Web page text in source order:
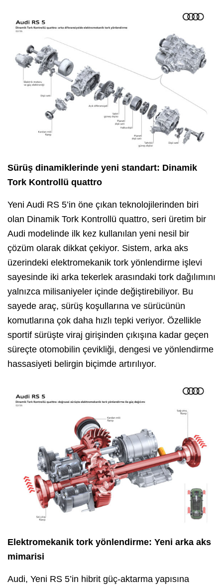
Sürüş dinamiklerinde yeni standart: Dinamik
Tork Kontrollü quattro
Yeni Audi RS 5’in öne çıkan teknolojilerinden biri
olan Dinamik Tork Kontrollü quattro, seri üretim bir
Audi modelinde ilk kez kullanılan yeni nesil bir
çözüm olarak dikkat çekiyor. Sistem, arka aks
üzerindeki elektromekanik tork yönlendirme işlevi
sayesinde iki arka tekerlek arasındaki tork dağılımını
yalnızca milisaniyeler içinde değiştirebiliyor. Bu
sayede araç, sürüş koşullarına ve sürücünün
komutlarına çok daha hızlı tepki veriyor. Özellikle
sportif sürüşte viraj girişinden çıkışına kadar geçen
süreçte otomobilin çevikliği, dengesi ve yönlendirme
hassasiyeti belirgin biçimde artırılıyor.
Elektromekanik tork yönlendirme: Yeni arka aks
mimarisi
Audi, Yeni RS 5’in hibrit güç-aktarma yapısına